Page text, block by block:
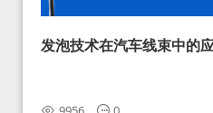
发泡技术在汽车线束中的